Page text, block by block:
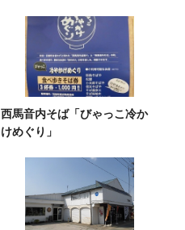
西馬音内そば「びゃっこ冷か
けめぐり」